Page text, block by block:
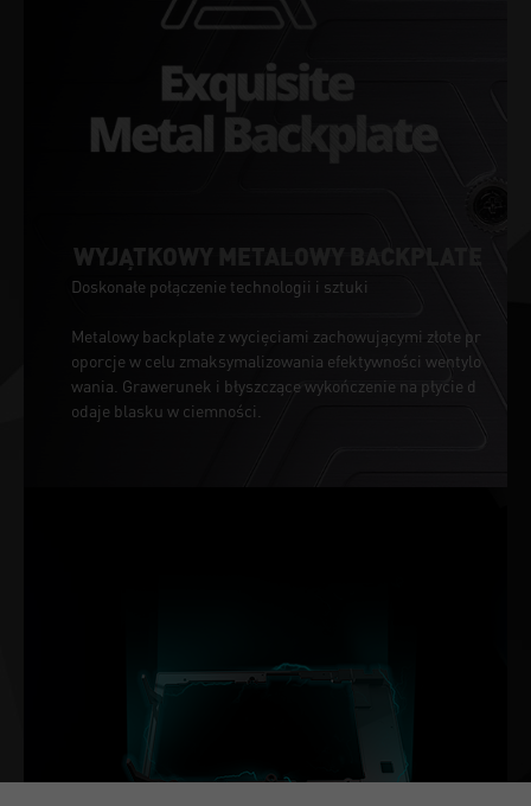
WYJĄTKOWY METALOWY BACKPLATE
Doskonałe połączenie technologii i sztuki
Metalowy backplate z wycięciami zachowującymi złote pr
oporcje w celu zmaksymalizowania efektywności wentylo
wania. Grawerunek i błyszczące wykończenie na płycie d
odaje blasku w ciemności.